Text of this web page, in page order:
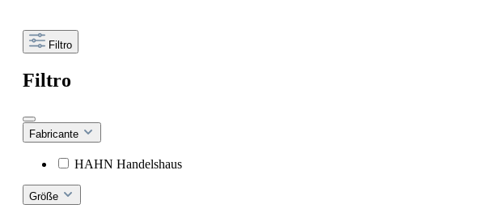
Filtro
Filtro
Fabricante
HAHN Handelshaus
Größe